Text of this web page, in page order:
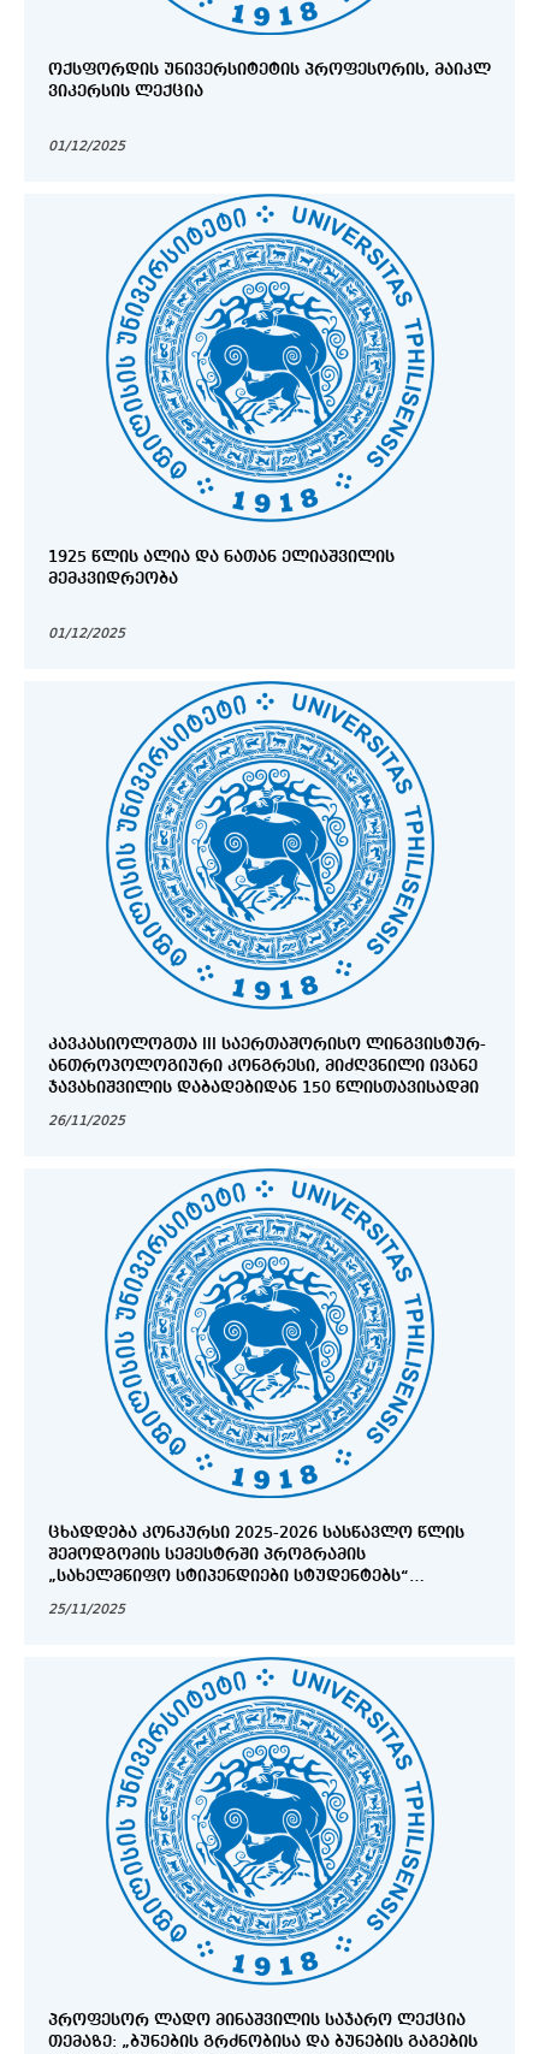
ᲝᲥᲡᲤᲝᲠᲓᲘᲡ ᲣᲜᲘᲕᲔᲠᲡᲘᲢᲔᲢᲘᲡ ᲞᲠᲝᲤᲔᲡᲝᲠᲘᲡ, ᲛᲐᲘᲙᲚ
ᲕᲘᲙᲔᲠᲡᲘᲡ ᲚᲔᲥᲪᲘᲐ
01/12/2025
1925 ᲬᲚᲘᲡ ᲐᲚᲘᲐ ᲓᲐ ᲜᲐᲗᲐᲜ ᲔᲚᲘᲐᲨᲕᲘᲚᲘᲡ
ᲛᲔᲛᲙᲕᲘᲓᲠᲔᲝᲑᲐ
01/12/2025
ᲙᲐᲕᲙᲐᲡᲘᲝᲚᲝᲒᲗᲐ III ᲡᲐᲔᲠᲗᲐᲨᲝᲠᲘᲡᲝ ᲚᲘᲜᲒᲕᲘᲡᲢᲣᲠ-
ᲐᲜᲗᲠᲝᲞᲝᲚᲝᲒᲘᲣᲠᲘ ᲙᲝᲜᲒᲠᲔᲡᲘ, ᲛᲘᲫᲦᲕᲜᲘᲚᲘ ᲘᲕᲐᲜᲔ
ᲯᲐᲕᲐᲮᲘᲨᲕᲘᲚᲘᲡ ᲓᲐᲑᲐᲓᲔᲑᲘᲓᲐᲜ 150 ᲬᲚᲘᲡᲗᲐᲕᲘᲡᲐᲓᲛᲘ
26/11/2025
ᲪᲮᲐᲓᲓᲔᲑᲐ ᲙᲝᲜᲙᲣᲠᲡᲘ 2025-2026 ᲡᲐᲡᲬᲐᲕᲚᲝ ᲬᲚᲘᲡ
ᲨᲔᲛᲝᲓᲒᲝᲛᲘᲡ ᲡᲔᲛᲔᲡᲢᲠᲨᲘ ᲞᲠᲝᲒᲠᲐᲛᲘᲡ
„ᲡᲐᲮᲔᲚᲛᲬᲘᲤᲝ ᲡᲢᲘᲞᲔᲜᲓᲘᲔᲑᲘ ᲡᲢᲣᲓᲔᲜᲢᲔᲑᲡ“
25/11/2025
ᲞᲠᲝᲤᲔᲡᲝᲠ ᲚᲐᲓᲝ ᲛᲘᲜᲐᲨᲕᲘᲚᲘᲡ ᲡᲐᲯᲐᲠᲝ ᲚᲔᲥᲪᲘᲐ
ᲗᲔᲛᲐᲖᲔ: „ᲑᲣᲜᲔᲑᲘᲡ ᲒᲠᲫᲜᲝᲑᲘᲡᲐ ᲓᲐ ᲑᲣᲜᲔᲑᲘᲡ ᲒᲐᲒᲔᲑᲘᲡ